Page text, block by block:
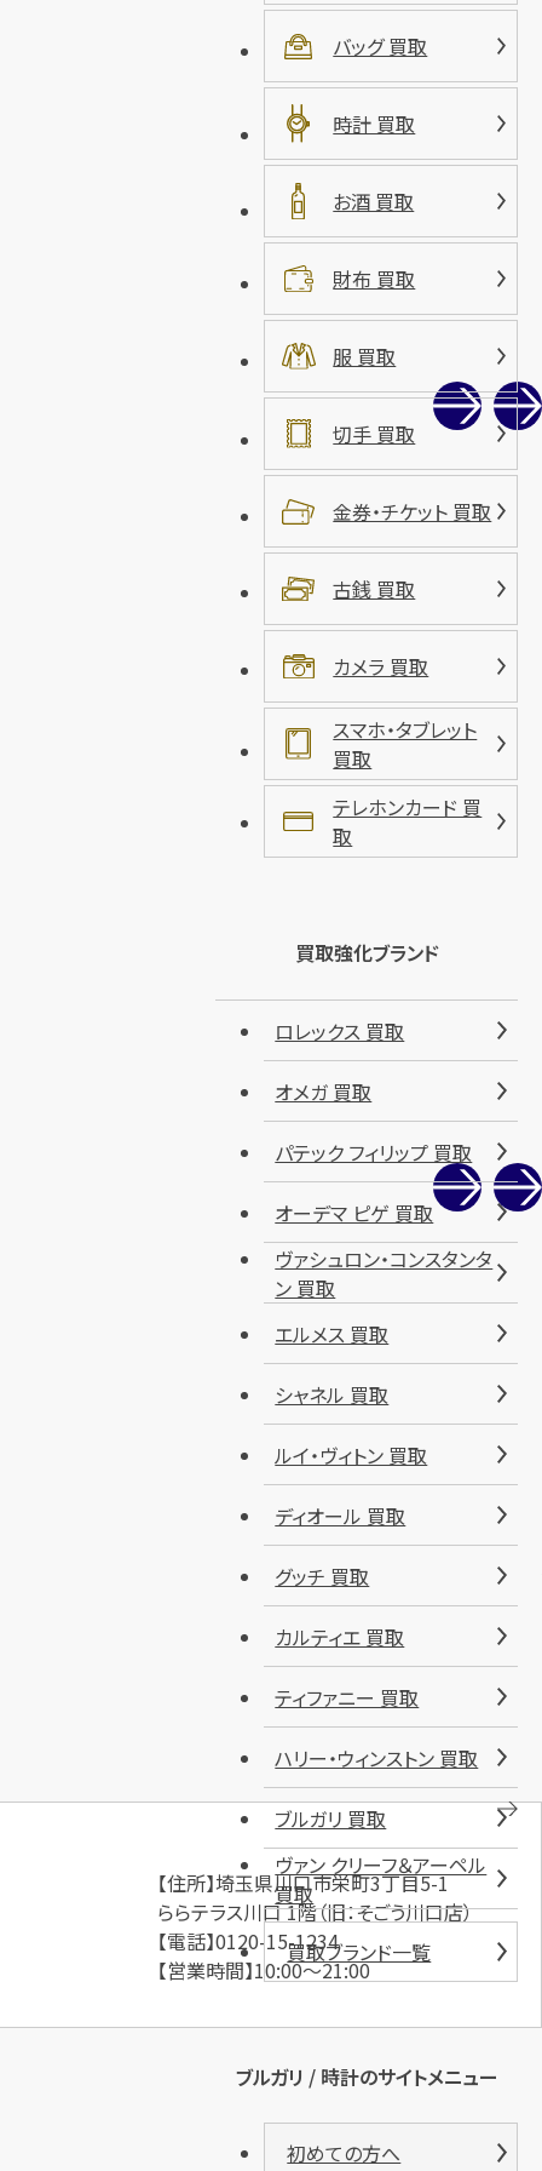
【住所】埼玉県川口市栄町3丁目5-1
ららテラス川口 1階（旧：そごう川口店）
【電話】0120-15-1234
【営業時間】10:00～21:00
バッグ 買取
時計 買取
お酒 買取
財布 買取
服 買取
切手 買取
金券・チケット 買取
古銭 買取
カメラ 買取
スマホ・タブレット
買取
テレホンカード 買
取
買取強化ブランド
ロレックス 買取
オメガ 買取
パテック フィリップ 買取
オーデマ ピゲ 買取
ヴァシュロン・コンスタンタ
ン 買取
エルメス 買取
シャネル 買取
ルイ・ヴィトン 買取
ディオール 買取
グッチ 買取
カルティエ 買取
ティファニー 買取
ハリー・ウィンストン 買取
ブルガリ 買取
ヴァン クリーフ＆アーペル
買取
買取ブランド一覧
ブルガリ / 時計のサイトメニュー
初めての方へ